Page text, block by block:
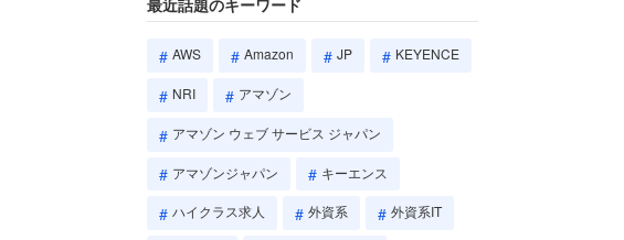
最近話題のキーワード
AWS Amazon JP KEYENCE
NRI アマゾン
アマゾン ウェブ サービス ジャパン
アマゾンジャパン キーエンス
ハイクラス求人 外資系 外資系IT